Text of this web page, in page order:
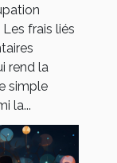
frais liés
rend la
simple
la...